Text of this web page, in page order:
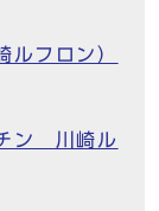
ルフロン）
ン 川崎ル